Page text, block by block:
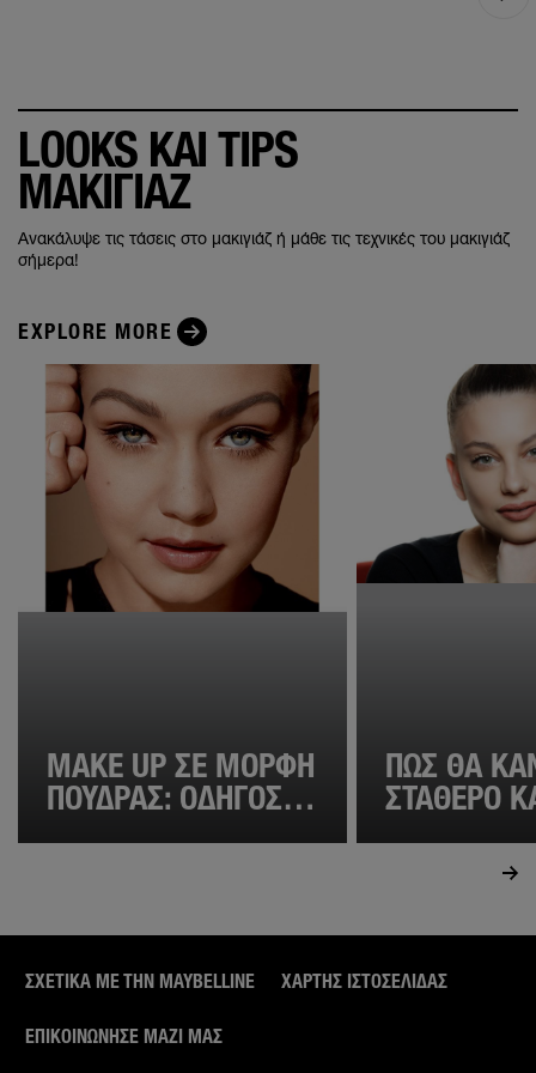
LOOKS ΚΑΙ TIPS
ΜΑΚΙΓΙΑΖ
Ανακάλυψε τις τάσεις στο μακιγιάζ ή μάθε τις τεχνικές του μακιγιάζ
σήμερα!
EXPLORE MORE
MAKE UP ΣΕ ΜΟΡΦΉ
ΠΟΎΔΡΑΣ: ΟΔΗΓΌΣ
ΠΏΣ ΘΑ
ΣΤΑΘΕΡΌ
ΣΧΕΤΙΚΑ ΜΕ ΤΗΝ MAYBELLINE
ΕΠΙΚΟΙΝΏΝΗΣΕ ΜΑΖΊ ΜΑΣ
ΧΆΡΤΗΣ ΙΣΤΟΣΕΛΊΔΑΣ